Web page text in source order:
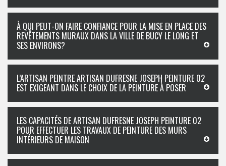
À QUI PEUT-ON FAIRE CONFIANCE POUR LA MISE EN PLACE DES
REVÊTEMENTS MURAUX DANS LA VILLE DE BUCY LE LONG ET
SES ENVIRONS?
L’ARTISAN PEINTRE ARTISAN DUFRESNE JOSEPH PEINTURE 02
EST EXIGEANT DANS LE CHOIX DE LA PEINTURE À POSER
LES CAPACITÉS DE ARTISAN DUFRESNE JOSEPH PEINTURE 02
POUR EFFECTUER LES TRAVAUX DE PEINTURE DES MURS
INTÉRIEURS DE MAISON